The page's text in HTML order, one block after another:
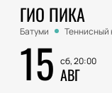
ГИО ПИКА
Батуми Теннисный
15 сб, 20:00
АВГ